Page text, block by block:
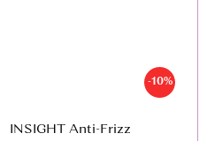
КОНТАКТЫ
-10%
INSIGHT Anti-Frizz